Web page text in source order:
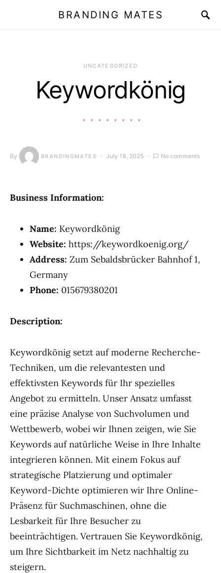
BRANDING MATES
UNCATEGORIZED
Keywordkönig
By BRANDINGMATES July 18, 2025 No comments
Business Information:
Name: Keywordkönig
Website: https://keywordkoenig.org/
Address: Zum Sebaldsbrücker Bahnhof 1,
Germany
Phone: 015679380201
Description:
Keywordkönig setzt auf moderne Recherche-
Techniken, um die relevantesten und
effektivsten Keywords für Ihr spezielles
Angebot zu ermitteln. Unser Ansatz umfasst
eine präzise Analyse von Suchvolumen und
Wettbewerb, wobei wir Ihnen zeigen, wie Sie
Keywords auf natürliche Weise in Ihre Inhalte
integrieren können. Mit einem Fokus auf
strategische Platzierung und optimaler
Keyword-Dichte optimieren wir Ihre Online-
Präsenz für Suchmaschinen, ohne die
Lesbarkeit für Ihre Besucher zu
beeinträchtigen. Vertrauen Sie Keywordkönig,
um Ihre Sichtbarkeit im Netz nachhaltig zu
steigern.